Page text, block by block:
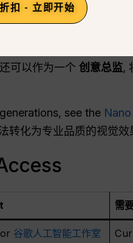
人的身份信息。.
用风格转换。.
可以作为一个 创意总监,
see the
转化为专业品质的视觉效
需
谷歌人工智能工作室
扣 - 立即开始